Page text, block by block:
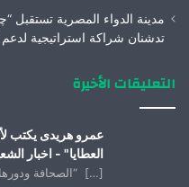
مدينة الدواء المصرية تستقبل
تدشنان شراكة استراتيجية لدعم
التعليقات الأخيرة
عمرو هريدى يكتب
العطايا" - اخبار
[…] “الصحافة